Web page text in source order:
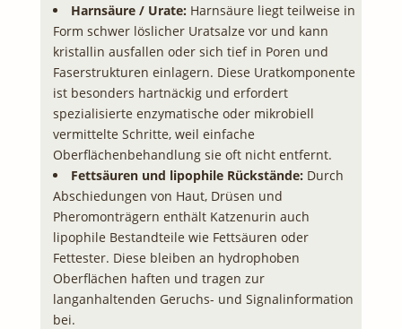
Harnsäure / Urate: Harnsäure liegt teilweise in
Form schwer löslicher Uratsalze vor und kann
kristallin ausfallen oder sich tief in Poren und
Faserstrukturen einlagern. Diese Uratkomponente
ist besonders hartnäckig und erfordert
spezialisierte enzymatische oder mikrobiell
vermittelte Schritte, weil einfache
Oberflächenbehandlung sie oft nicht entfernt.
Fettsäuren und lipophile Rückstände: Durch
Abschiedungen von Haut, Drüsen und
Pheromonträgern enthält Katzenurin auch
lipophile Bestandteile wie Fettsäuren oder
Fettester. Diese bleiben an hydrophoben
Oberflächen haften und tragen zur
langanhaltenden Geruchs- und Signalinformation
bei.